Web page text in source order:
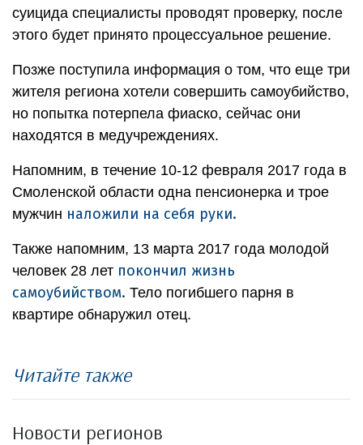
суицида специалисты проводят проверку, после
этого будет принято процессуальное решение.
Позже поступила информация о том, что еще три
жителя региона хотели совершить самоубийство,
но попытка потерпела фиаско, сейчас они
находятся в медучреждениях.
Напомним, в течение 10-12 февраля 2017 года в
Смоленской области одна пенсионерка и трое
мужчин наложили на себя руки.
Также напомним, 13 марта 2017 года молодой
человек 28 лет покончил жизнь
самоубийством. Тело погибшего парня в
квартире обнаружил отец.
Читайте также
Новости регионов